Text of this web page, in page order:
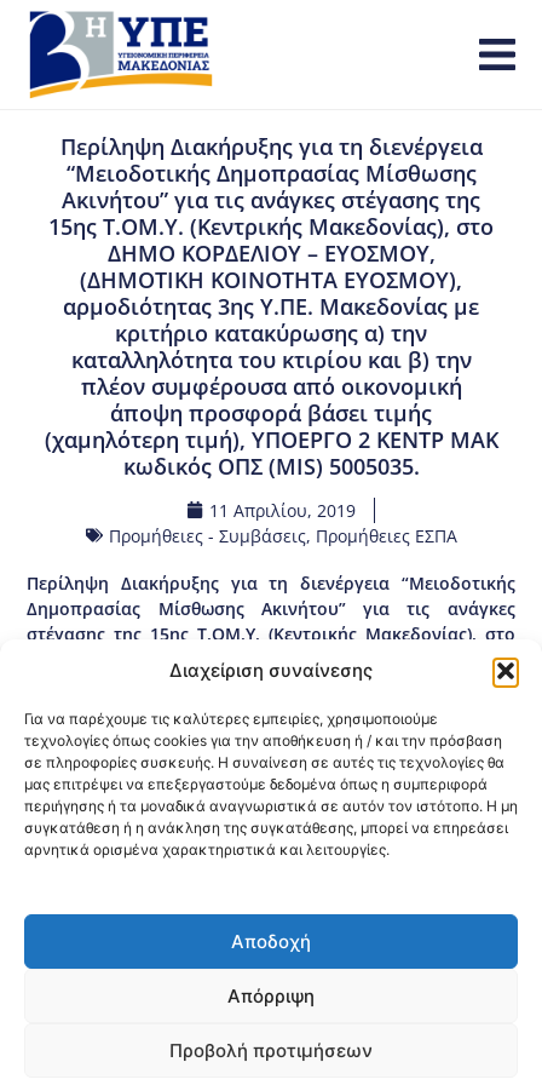
Διαχείριση συναίνεσης
Για να παρέχουμε τις καλύτερες εμπειρίες, χρησιμοποιούμε
τεχνολογίες όπως cookies για την αποθήκευση ή / και την πρόσβαση
σε πληροφορίες συσκευής. Η συναίνεση σε αυτές τις τεχνολογίες θα
μας επιτρέψει να επεξεργαστούμε δεδομένα όπως η συμπεριφορά
περιήγησης ή τα μοναδικά αναγνωριστικά σε αυτόν τον ιστότοπο. Η μη
συγκατάθεση ή η ανάκληση της συγκατάθεσης, μπορεί να επηρεάσει
αρνητικά ορισμένα χαρακτηριστικά και λειτουργίες.
Αποδοχή
Απόρριψη
Προβολή προτιμήσεων
Περίληψη Διακήρυξης για τη διενέργεια
“Μειοδοτικής Δημοπρασίας Μίσθωσης
Ακινήτου” για τις ανάγκες στέγασης της
15ης Τ.ΟΜ.Υ. (Κεντρικής Μακεδονίας), στο
ΔΗΜΟ ΚΟΡΔΕΛΙΟΥ – ΕΥΟΣΜΟΥ,
(ΔΗΜΟΤΙΚΗ ΚΟΙΝΟΤΗΤΑ ΕΥΟΣΜΟΥ),
αρμοδιότητας 3ης Υ.ΠΕ. Μακεδονίας με
κριτήριο κατακύρωσης α) την
καταλληλότητα του κτιρίου και β) την
πλέον συμφέρουσα από οικονομική
άποψη προσφορά βάσει τιμής
(χαμηλότερη τιμή), ΥΠΟΕΡΓΟ 2 ΚΕΝΤΡ ΜΑΚ
κωδικός ΟΠΣ (MIS) 5005035.
11 Απριλίου, 2019
Προμήθειες - Συμβάσεις, Προμήθειες ΕΣΠΑ
Περίληψη Διακήρυξης για τη διενέργεια “Μειοδοτικής
Δημοπρασίας Μίσθωσης Ακινήτου” για τις ανάγκες
στέγασης της 15ης Τ.ΟΜ.Υ. (Κεντρικής Μακεδονίας), στο
ΔΗΜΟ ΚΟΡΔΕΛΙΟΥ – ΕΥΟΣΜΟΥ, (ΔΗΜΟΤΙΚΗ ΚΟΙΝΟΤΗΤΑ
ΕΥΟΣΜΟΥ), αρμοδιότητας 3ης Υ.ΠΕ. Μακεδονίας με
κριτήριο κατακύρωσης α) την καταλληλότητα του κτιρίου
και β) την πλέον συμφέρουσα από οικονομική άποψη
προσφορά βάσει τιμής (χαμηλότερη τιμή), ΥΠΟΕΡΓΟ 2
ΚΕΝΤΡ ΜΑΚ κωδικός ΟΠΣ (MIS) 5005035.
Διακήρυξη Νο 14/2019
@2026 3ype.gr All rights reserved
Θεσσαλονίκη, ΕλλάδαΤηλ: +30 2311 226 200
00025 Website Visits: 1596062